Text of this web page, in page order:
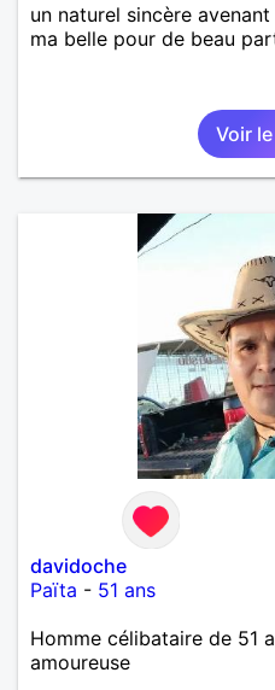
un naturel sincère
ma belle pour de beau
Voir
davidoche
Païta - 51 ans
Homme célibataire de 51
amoureuse